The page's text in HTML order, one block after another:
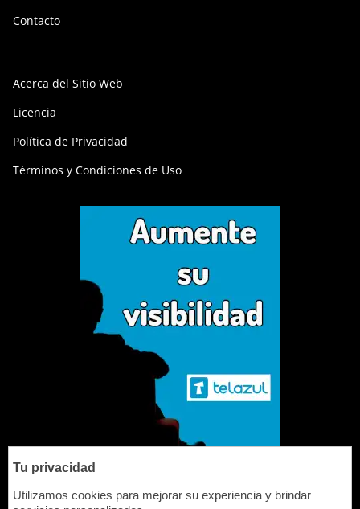
Contacto
Acerca del Sitio Web
Licencia
Política de Privacidad
Términos y Condiciones de Uso
contato@drusian.com.br
Tu privacidad
Utilizamos cookies para mejorar su experiencia y brindar